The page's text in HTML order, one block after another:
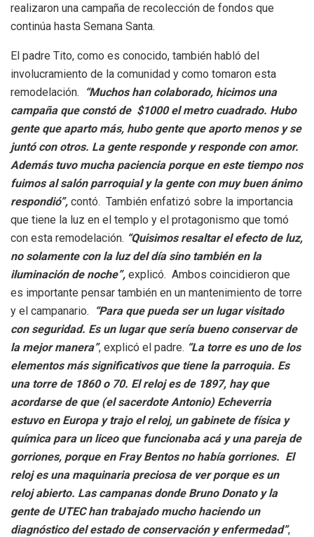
realizaron una campaña de recolección de fondos que
continúa hasta Semana Santa.
El padre Tito, como es conocido, también habló del
involucramiento de la comunidad y como tomaron esta
remodelación.
“Muchos han colaborado, hicimos una
campaña que constó de $1000 el metro cuadrado. Hubo
gente que aparto más, hubo gente que aporto menos y se
juntó con otros. La gente responde y responde con amor.
Además tuvo mucha paciencia porque en este tiempo nos
fuimos al salón parroquial y la gente con muy buen ánimo
respondió”, contó. También enfatizó sobre la importancia
que tiene la luz en el templo y el protagonismo que tomó
con esta remodelación. “Quisimos resaltar el efecto de luz,
no solamente con la luz del día sino también en la
iluminación de noche”, explicó. Ambos coincidieron que
es importante pensar también en un mantenimiento de torre
y el campanario.
“Para que pueda ser un lugar visitado
con seguridad. Es un lugar que sería bueno conservar de
la mejor manera”, explicó el padre. “La torre es uno de los
elementos más significativos que tiene la parroquia. Es
una torre de 1860 o 70. El reloj es de 1897, hay que
acordarse de que (el sacerdote Antonio) Echeverria
estuvo en Europa y trajo el reloj, un gabinete de física y
química para un liceo que funcionaba acá y una pareja de
gorriones, porque en Fray Bentos no había gorriones. El
reloj es una maquinaria preciosa de ver porque es un
reloj abierto. Las campanas donde Bruno Donato y la
gente de UTEC han trabajado mucho haciendo un
diagnóstico del estado de conservación y enfermedad”,